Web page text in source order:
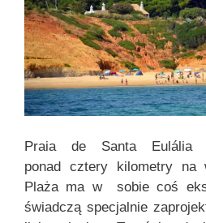
Praia de Santa Eulália
ponad cztery kilometry na
Plaża ma w sobie coś
świadczą specjalnie